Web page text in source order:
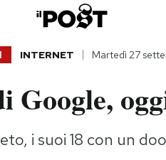
INTERNET Martedì 27
Google,
i suoi 18 con un